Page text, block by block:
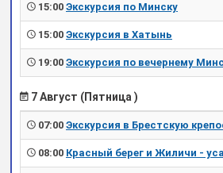
15:00 Экскурсия по Минску
15:00 Экскурсия в Хатынь
19:00 Экскурсия по вечернему
7 Август (Пятница )
07:00 Экскурсия в Брестскую
08:00 Красный берег и Жиличи -